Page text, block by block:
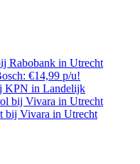
Rabobank in Utrecht
€14,99 p/u!
KPN in Landelijk
bij Vivara in Utrecht
bij Vivara in Utrecht